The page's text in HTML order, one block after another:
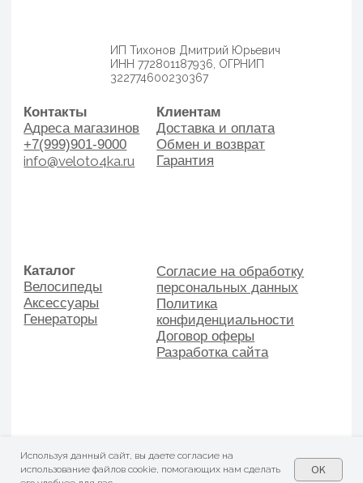
Используя данный сайт, вы даете согласие на
использование файлов cookie, помогающих нам сделать
OK